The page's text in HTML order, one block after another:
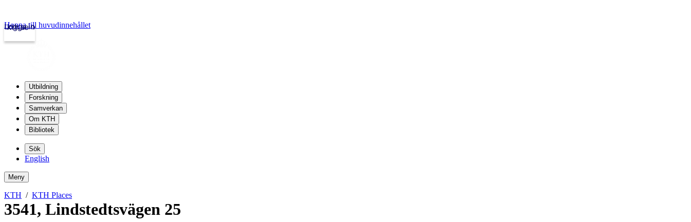
kth.se
Logga in
Hoppa till huvudinnehållet
Utbildning
Forskning
Samverkan
Om KTH
Bibliotek
Sök
English
Meny
KTH KTH Places
3541, Lindstedtsvägen 25